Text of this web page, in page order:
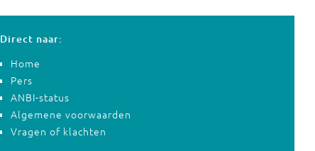
Direct naar:
Home
Pers
ANBI-status
Algemene voorwaarden
Vragen of klachten